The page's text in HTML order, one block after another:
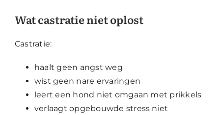
Wat castratie niet oplost
Castratie:
haalt geen angst weg
wist geen nare ervaringen
leert een hond niet omgaan met prikkels
verlaagt opgebouwde stress niet